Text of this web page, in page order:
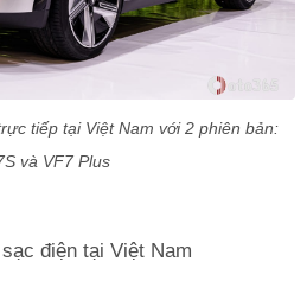
tiếp tại Việt Nam với 2 phiên bản:
và VF7 Plus
điện tại Việt Nam